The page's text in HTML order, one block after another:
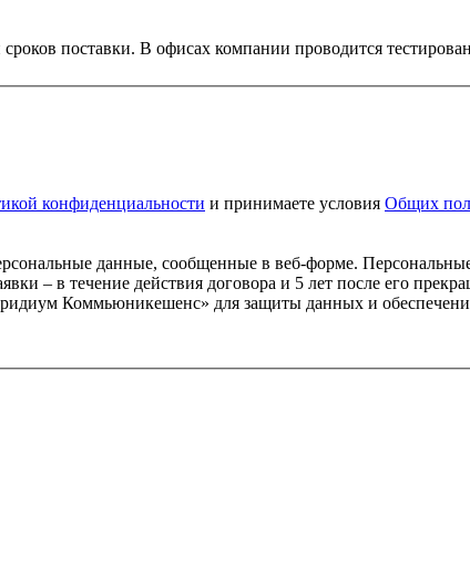
поставки. В офисах компании проводится
конфи­денци­альности и принимаете условия Общих
данные, сообщенные в веб-форме.
– в течение действия договора и 5 лет после его
Коммьюникешенс» для защиты данных и обеспечения